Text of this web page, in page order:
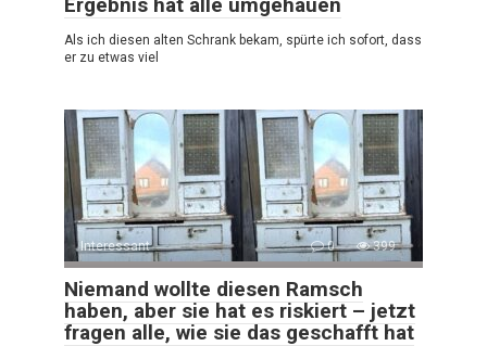
Als ich diesen alten Schrank bekam, spürte ich sofort, dass
er zu etwas viel
Interessant 0 399
Niemand wollte diesen Ramsch
haben, aber sie hat es riskiert – jetzt
fragen alle, wie sie das geschafft hat